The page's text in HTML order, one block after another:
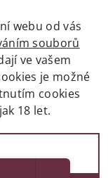
osobám
webu od vás
souborů
ve vašem
je možné
cookies
18 let.